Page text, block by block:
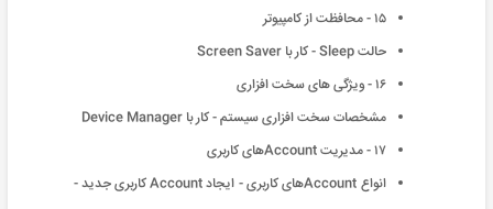
۱۵ - محافظت از کامپیوتر
حالت Sleep - کار با Screen Saver
۱۶ - ویژگی های سخت افزاری
مشخصات سخت افزاری سیستم - کار با Device Manager
۱۷ - مدیریت Accountهای کاربری
انواع Accountهای کاربری - ایجاد Account کاربری جدید -